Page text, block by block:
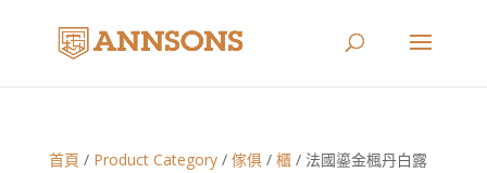
首頁 / Product Category/ 傢俱/ 櫃/ 法國鎏金楓丹白露